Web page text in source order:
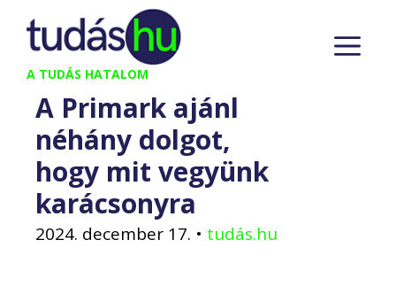
Kilépés
tartalomba
A TUDÁS HATALOM
A Primark ajánl
néhány dolgot,
hogy mit vegyünk
karácsonyra
2024. december 17. • tudás.hu